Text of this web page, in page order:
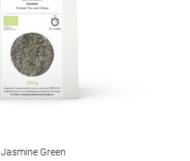
Jasmine Green